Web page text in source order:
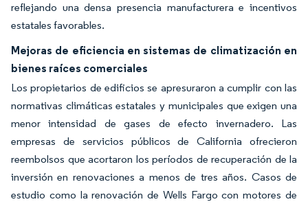
reflejando una densa presencia manufacturera e incentivos
estatales favorables.
Mejoras de eficiencia en sistemas de climatización en
bienes raíces comerciales
Los propietarios de edificios se apresuraron a cumplir con las
normativas climáticas estatales y municipales que exigen una
menor intensidad de gases de efecto invernadero. Las
empresas de servicios públicos de California ofrecieron
reembolsos que acortaron los períodos de recuperación de la
inversión en renovaciones a menos de tres años. Casos de
estudio como la renovación de Wells Fargo con motores de